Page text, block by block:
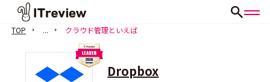
TOP ... クラウド管理といえば
Dropbox